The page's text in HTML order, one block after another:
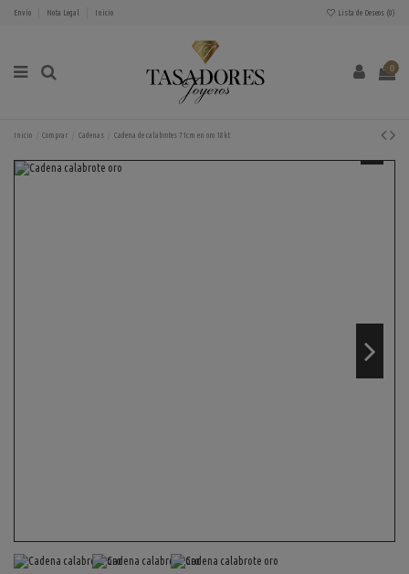
Envío Nota Legal Inicio Lista de Deseos (0)
0
Inicio Comprar Cadenas Cadena de calabrotes 71cm en oro 18kt